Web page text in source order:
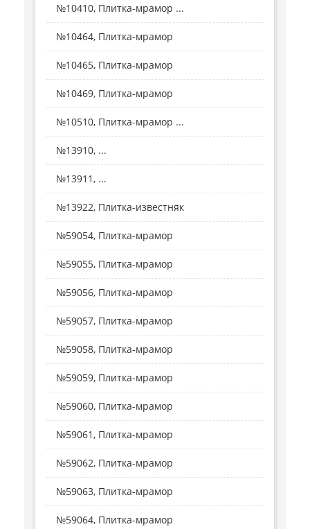
№10410, Плитка-мрамор ...
№10464, Плитка-мрамор
№10465, Плитка-мрамор
№10469, Плитка-мрамор
№10510, Плитка-мрамор ...
№13910, ...
№13911, ...
№13922, Плитка-известняк
№59054, Плитка-мрамор
№59055, Плитка-мрамор
№59056, Плитка-мрамор
№59057, Плитка-мрамор
№59058, Плитка-мрамор
№59059, Плитка-мрамор
№59060, Плитка-мрамор
№59061, Плитка-мрамор
№59062, Плитка-мрамор
№59063, Плитка-мрамор
№59064, Плитка-мрамор